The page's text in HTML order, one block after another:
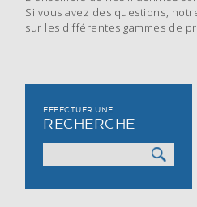
Si vous avez des questions,
sur les différentes gammes de
EFFECTUER UNE
RECHERCHE